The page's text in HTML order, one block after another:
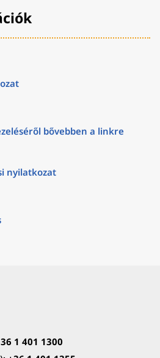
bővebben a linkre
nyilatkozat
1 401 1300